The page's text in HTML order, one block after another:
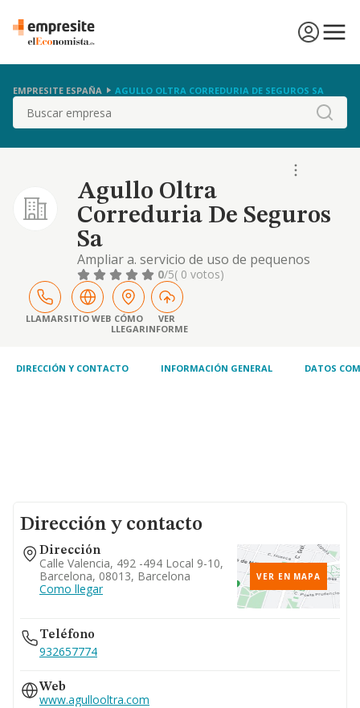
EMPRESITE ESPAÑA AGULLO OLTRA CORREDURIA DE SEGUROS SA
Buscar
Agullo Oltra
Correduria De Seguros
Sa
Ampliar a. servicio de uso de pequenos
despachos, separados por mamparas, que
se encuentran en el interior del local de
negocios sito en valencia, 294, esc.drcha.b,
1.1 y 2 de barcelona. dentro del citado local,
domicili
0/5( 0 votos)
LLAMARSITIO WEB CÓMO
LLEGAR
VER
INFORME
DIRECCIÓN Y CONTACTO INFORMACIÓN GENERAL DATOS
Dirección y contacto
Dirección
Calle Valencia, 492 -494 Local 9-10,
Barcelona, 08013, Barcelona
Como llegar
VER EN MAPA
Teléfono
932657774
Web
www.agullooltra.com